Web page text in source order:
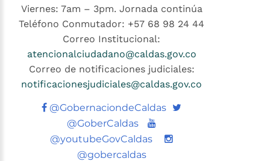
Viernes: 7am – 3pm. Jornada continúa
Teléfono Conmutador: +57 68 98 24 44
Correo Institucional:
atencionalciudadano@caldas.gov.co
Correo de notificaciones judiciales:
notificacionesjudiciales@caldas.gov.co
@GobernaciondeCaldas Twitter
@GoberCaldas
Youtube
@youtubeGovCaldas
@gobercaldas